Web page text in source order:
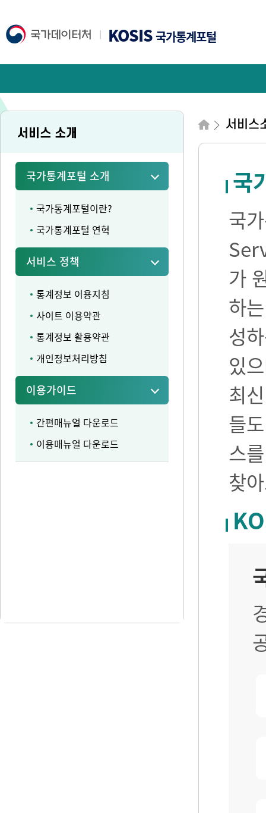
KOSIS국가통계포털
서비스 소개
국가통계포털 소개
국가통계포털이란?
국가통계포털 연혁
서비스 정책
통계정보 이용지침
사이트 이용약관
통계정보 활용약관
개인정보처리방침
이용가이드
간편매뉴얼 다운로드
이용매뉴얼 다운로드
서비스
국
국
가
하
성
있
최
들
스
찾